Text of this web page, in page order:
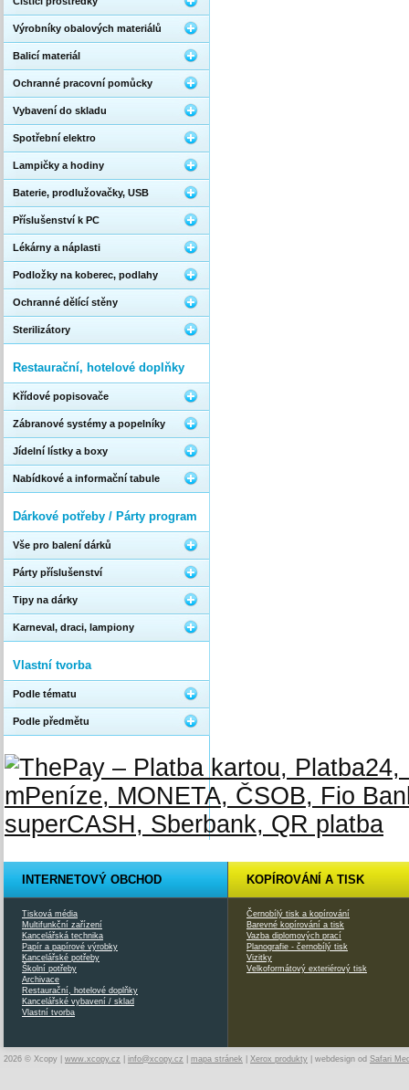
Výrobníky obalových materiálů
Balicí materiál
Ochranné pracovní pomůcky
Vybavení do skladu
Spotřební elektro
Lampičky a hodiny
Baterie, prodlužovačky, USB
Příslušenství k PC
Lékárny a náplasti
Podložky na koberec, podlahy
Ochranné dělící stěny
Sterilizátory
Restaurační, hotelové doplňky
Křídové popisovače
Zábranové systémy a popelníky
Jídelní lístky a boxy
Nabídkové a informační tabule
Dárkové potřeby / Párty program
Vše pro balení dárků
Párty příslušenství
Tipy na dárky
Karneval, draci, lampiony
Vlastní tvorba
Podle tématu
Podle předmětu
INTERNETOVÝ OBCHOD
Tisková média
Multifunkční zařízení
Kancelářská technika
Papír a papírové výrobky
Kancelářské potřeby
Školní potřeby
Archivace
Restaurační, hotelové doplňky
Kancelářské vybavení / sklad
Vlastní tvorba
KOPÍROVÁNÍ A TISK
Černobílý tisk a kopírování
Barevné kopírování a tisk
Vazba diplomových prací
Planografie - černobílý tisk
Vizitky
Velkoformátový exteriérový tisk
2026 © Xcopy | www.xcopy.cz info@xcopy.cz mapa stránek Xerox produkty | webdesign od Safari